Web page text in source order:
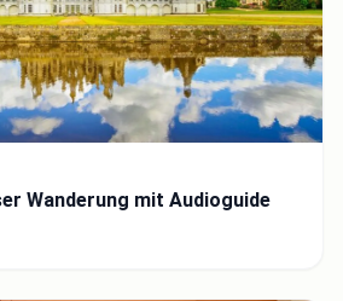
Wanderung mit Audioguide